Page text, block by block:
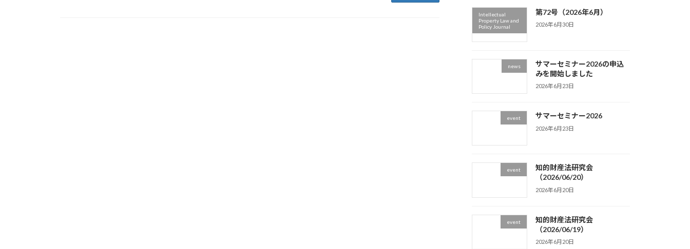
Intellectual
Property Law and
Policy Journal
第72号（2026年6月）
2026年6月30日
news
サマーセミナー2026の申込
みを開始しました
2026年6月23日
event サマーセミナー2026
2026年6月23日
event
知的財産法研究会
（2026/06/20）
2026年6月20日
event
知的財産法研究会
（2026/06/19）
2026年6月20日